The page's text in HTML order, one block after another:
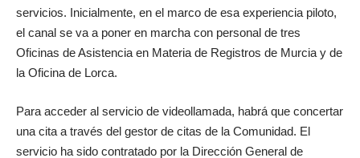
servicios. Inicialmente, en el marco de esa experiencia piloto,
el canal se va a poner en marcha con personal de tres
Oficinas de Asistencia en Materia de Registros de Murcia y de
la Oficina de Lorca.
Para acceder al servicio de videollamada, habrá que concertar
una cita a través del gestor de citas de la Comunidad. El
servicio ha sido contratado por la Dirección General de